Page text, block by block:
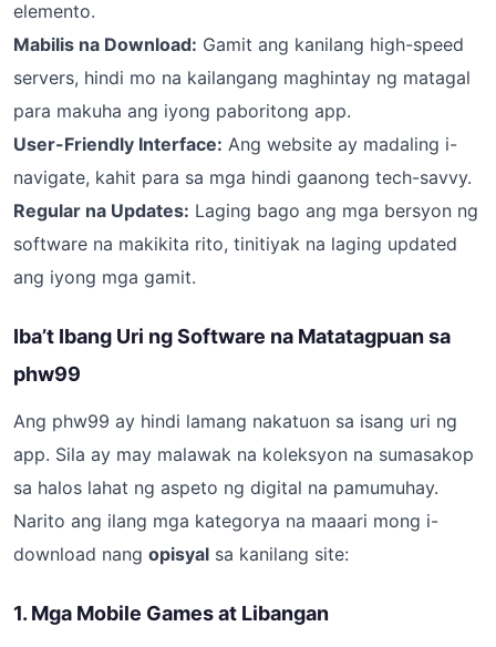
elemento.
Mabilis na Download: Gamit ang kanilang high-speed
servers, hindi mo na kailangang maghintay ng matagal
para makuha ang iyong paboritong app.
User-Friendly Interface: Ang website ay madaling i-
navigate, kahit para sa mga hindi gaanong tech-savvy.
Regular na Updates: Laging bago ang mga bersyon ng
software na makikita rito, tinitiyak na laging updated
ang iyong mga gamit.
Iba’t Ibang Uri ng Software na Matatagpuan sa
phw99
Ang phw99 ay hindi lamang nakatuon sa isang uri ng
app. Sila ay may malawak na koleksyon na sumasakop
sa halos lahat ng aspeto ng digital na pamumuhay.
Narito ang ilang mga kategorya na maaari mong i-
download nang opisyal sa kanilang site:
1. Mga Mobile Games at Libangan